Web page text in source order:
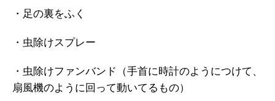
・足の裏をふく
・虫除けスプレー
・虫除けファンバンド（手首に時計のようにつけて、
扇風機のように回って動いてるもの）